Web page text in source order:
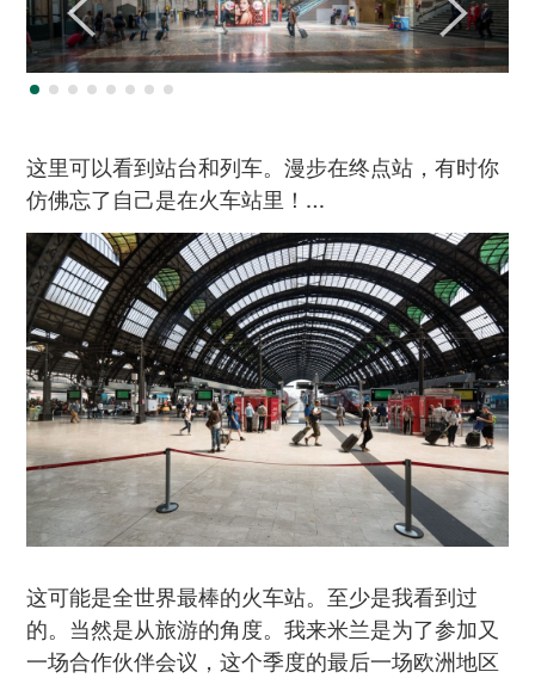
这里可以看到站台和列车。漫步在终点站，有时你
仿佛忘了自己是在火车站里！…
这可能是全世界最棒的火车站。至少是我看到过
的。当然是从旅游的角度。我来米兰是为了参加又
一场合作伙伴会议，这个季度的最后一场欧洲地区